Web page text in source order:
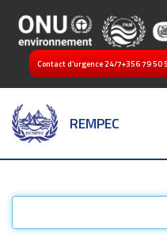
Contact d’urgence 24/7+356 79 50
REMPEC